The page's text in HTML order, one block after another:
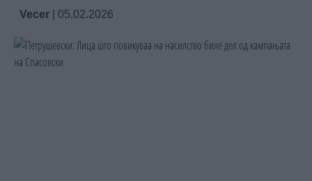
Vecer 05.02.2026